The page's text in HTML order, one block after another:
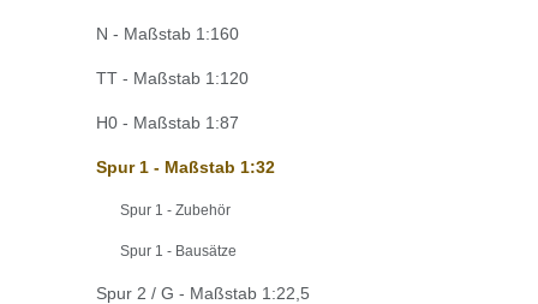
N - Maßstab 1:160
TT - Maßstab 1:120
H0 - Maßstab 1:87
Spur 1 - Maßstab 1:32
Spur 1 - Zubehör
Spur 1 - Bausätze
Spur 2 / G - Maßstab 1:22,5